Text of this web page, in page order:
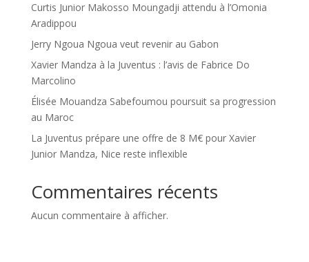
Curtis Junior Makosso Moungadji attendu à l’Omonia
Aradippou
Jerry Ngoua Ngoua veut revenir au Gabon
Xavier Mandza à la Juventus : l’avis de Fabrice Do
Marcolino
Élisée Mouandza Sabefoumou poursuit sa progression
au Maroc
La Juventus prépare une offre de 8 M€ pour Xavier
Junior Mandza, Nice reste inflexible
Commentaires récents
Aucun commentaire à afficher.